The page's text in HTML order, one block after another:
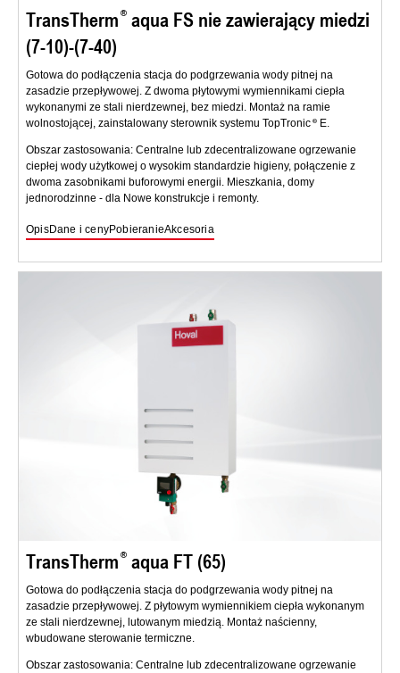
TransTherm aqua FS nie zawierający miedzi
(7-10)-(7-40)
Gotowa do podłączenia stacja do podgrzewania wody pitnej na
zasadzie przepływowej. Z dwoma płytowymi wymiennikami ciepła
wykonanymi ze stali nierdzewnej, bez miedzi. Montaż na ramie
wolnostojącej, zainstalowany sterownik systemu TopTronic
E.
Obszar zastosowania: Centralne lub zdecentralizowane ogrzewanie
ciepłej wody użytkowej o wysokim standardzie higieny, połączenie z
dwoma zasobnikami buforowymi energii. Mieszkania, domy
jednorodzinne - dla Nowe konstrukcje i remonty.
OpisDane i cenyPobieranieAkcesoria
TransTherm aqua FT (65)
Gotowa do podłączenia stacja do podgrzewania wody pitnej na
zasadzie przepływowej. Z płytowym wymiennikiem ciepła wykonanym
ze stali nierdzewnej, lutowanym miedzią. Montaż naścienny,
wbudowane sterowanie termiczne.
Obszar zastosowania: Centralne lub zdecentralizowane ogrzewanie